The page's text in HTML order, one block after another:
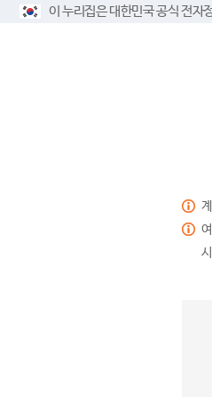
이 누리집은 대한민국 공식 전자